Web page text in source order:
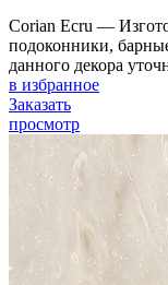
Corian Ecru —
подоконники,
данного декора
в избранное
Заказать
просмотр